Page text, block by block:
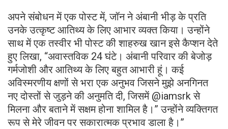
अपने संबोधन में एक पोस्ट में, जॉन ने अंबानी भीड़ के प्रति
उनके उत्कृष्ट आतिथ्य के लिए आभार व्यक्त किया। उन्होंने
साथ में एक तस्वीर भी पोस्ट की शाहरुख खान इसे कैप्शन देते
हुए लिखा, “अवास्तविक 24 घंटे। अंबानी परिवार की बेजोड़
गर्मजोशी और आतिथ्य के लिए बहुत आभारी हूं। कई
अविस्मरणीय क्षणों से भरा एक अनुभव जिसने मुझे अनगिनत
नए दोस्तों से जुड़ने की अनुमति दी, जिसमें @iamsrk से
मिलना और बताने में सक्षम होना शामिल है।” उन्होंने व्यक्तिगत
रूप से मेरे जीवन पर सकारात्मक प्रभाव डाला है।”